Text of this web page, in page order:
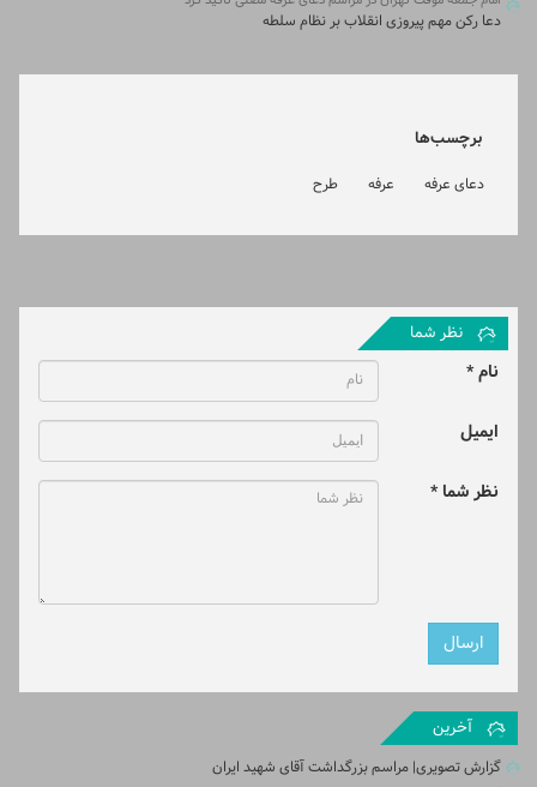
دعا رکن مهم پیروزی انقلاب بر نظام سلطه
برچسب‌ها
دعای عرفه عرفه طرح
نظر شما
نام *
ایمیل
نظر شما *
آخرین
گزارش تصویری| مراسم بزرگداشت آقای شهید ایران